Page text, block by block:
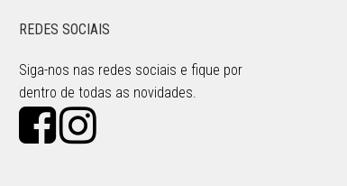
REDES SOCIAIS
Siga-nos nas redes sociais e fique por
dentro de todas as novidades.